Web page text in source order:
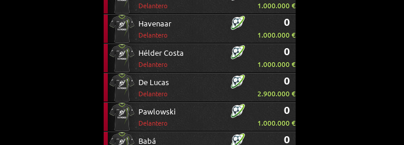
Delantero 1.000.000 €
Havenaar
Delantero
0
1.000.000 €
Hélder Costa
Delantero
0
1.000.000 €
De Lucas
Delantero
0
2.900.000 €
Pawlowski
Delantero
0
1.000.000 €
Babá 0